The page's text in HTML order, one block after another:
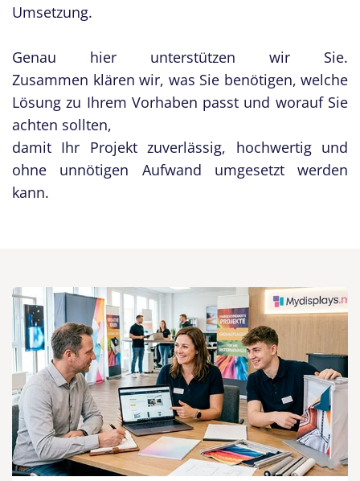
Umsetzung.
Genau hier unterstützen wir Sie.
Zusammen klären wir, was Sie benötigen, welche
Lösung zu Ihrem Vorhaben passt und worauf Sie
achten sollten,
damit Ihr Projekt zuverlässig, hochwertig und
ohne unnötigen Aufwand umgesetzt werden
kann.